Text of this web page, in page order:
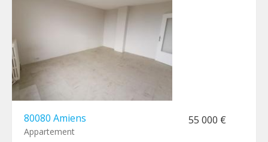
80080 Amiens 55 000 €
Appartement